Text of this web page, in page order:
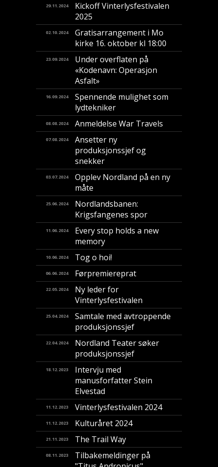
29.11.2024
Kickoff Vinterlysfestivalen
2025
02.10.2024
Gratisarrangement i Mo
kirke 16. oktober kl 18:00
23.09.2024
Under overflaten på
«Kodenavn: Operasjon
Asfalt»
16.09.2024
Spennende mulighet som
lydtekniker
08.08.2024 Anmeldelse War Travels
07.08.2024
Ansetter ny
produksjonssjef og
snekker
03.07.2024
Opplev Nordland på en ny
måte
25.06.2024
Nordlandsbanen:
Krigsfangenes spor
11.06.2024
Every stop holds a new
memory
10.06.2024 Tog o hoi!
06.06.2024 Førpremiereprat
22.05.2024
Ny leder for
Vinterlysfestivalen
25.04.2024
Samtale med avtroppende
produksjonssjef
22.04.2024
Nordland Teater søker
produksjonssjef
18.12.2023
Intervju med
manusforfatter Stein
Elvestad
11.12.2023 Vinterlysfestivalen 2024
11.12.2023 Kulturåret 2024
21.11.2023 The Trail Way
08.11.2023
Tilbakemeldinger på